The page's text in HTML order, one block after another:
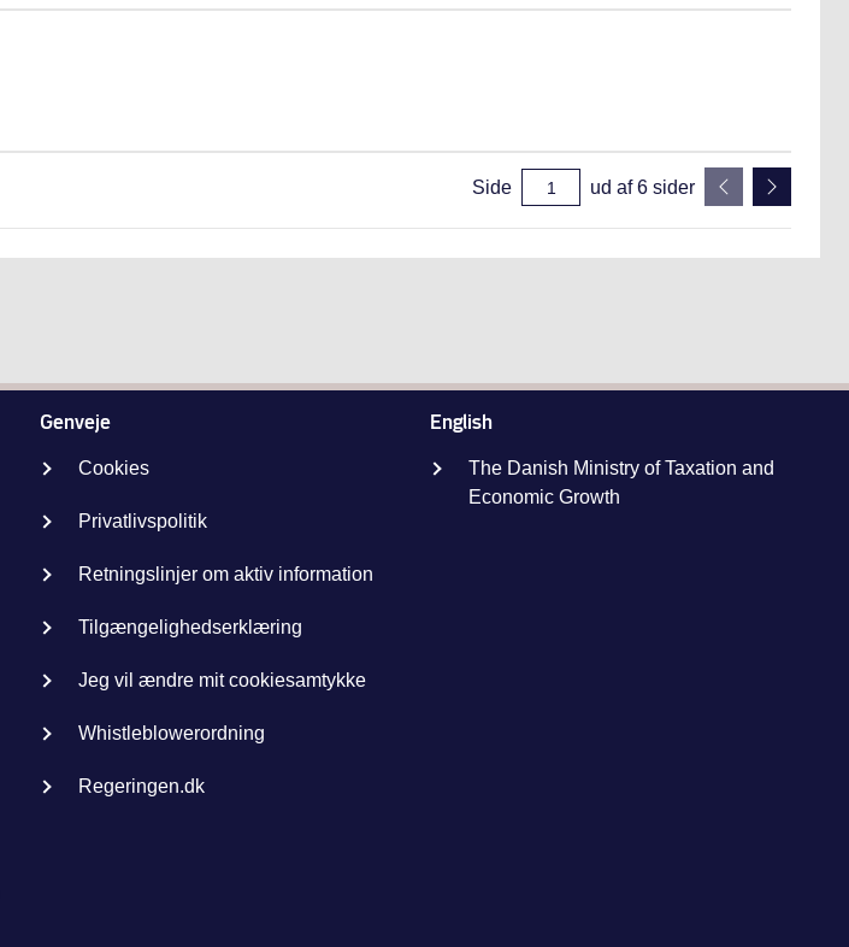
Side ud af 6 sider
Genveje
Cookies
Privatlivspolitik
Retningslinjer om aktiv information
Tilgængelighedserklæring
Jeg vil ændre mit cookiesamtykke
Whistleblowerordning
Regeringen.dk
English
The Danish Ministry of Taxation and
Economic Growth